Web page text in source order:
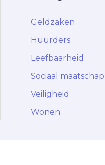
Geldzaken
Huurders
Leefbaarheid
Sociaal
Veiligheid
Wonen